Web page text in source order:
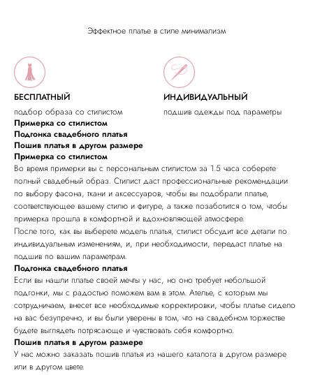
Эффектное платье в стиле минимализм
БЕСПЛАТНЫЙ
подбор образа со стилистом
ИНДИВИДУАЛЬНЫЙ
подшив одежды под параметры
Примерка со стилистом
Подгонка свадебного платья
Пошив платья в другом размере
Примерка со стилистом
Во время примерки вы с персональным стилистом за 1.5 часа соберете
полный свадебный образ. Стилист даст профессиональные рекомендации
по выбору фасона, ткани и аксессуаров, чтобы вы подобрали платье,
соответствующее вашему стилю и фигуре, а также позаботится о том, чтобы
примерка прошла в комфортной и вдохновляющей атмосфере.
После того, как вы выберете модель платья, стилист обсудит все детали по
индивидуальным изменениям, и, при необходимости, передаст платье на
подшив по вашим параметрам.
Подгонка свадебного платья
Если вы нашли платье своей мечты у нас, но оно требует небольшой
подгонки, мы с радостью поможем вам в этом. Ателье, с которым мы
сотрудничаем, внесет все необходимые корректировки, чтобы платье сидело
на вас безупречно, и вы были уверены в том, что на свадебном торжестве
будете выглядеть потрясающе и чувствовать себя комфортно.
Пошив платья в другом размере
У нас можно заказать пошив платья из нашего каталога в другом размере
или в другом цвете.